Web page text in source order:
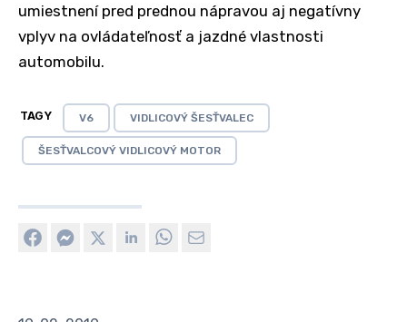
umiestnení pred prednou nápravou aj negatívny
vplyv na ovládateľnosť a jazdné vlastnosti
automobilu.
TAGY V6 VIDLICOVÝ ŠESŤVALEC
ŠESŤVALCOVÝ VIDLICOVÝ MOTOR